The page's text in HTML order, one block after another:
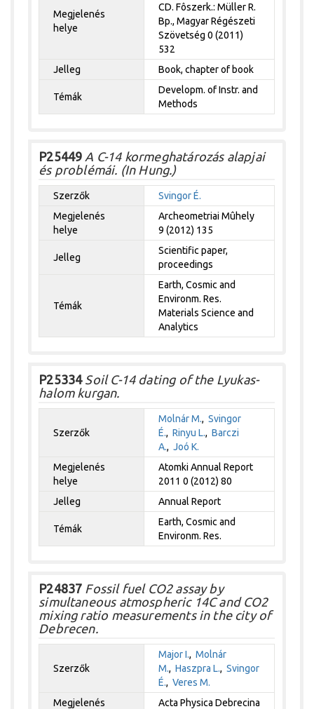
Megjelenés
helye
CD. Fôszerk.: Müller R.
Bp., Magyar Régészeti
Szövetség 0 (2011)
532
Jelleg
Book, chapter of book
Témák
Developm. of Instr. and
Methods
P25449 A C-14 kormeghatározás alapjai
és problémái. (In Hung.)
Szerzők
Svingor É.
Megjelenés
helye
Archeometriai Mûhely
9 (2012) 135
Jelleg
Scientific paper,
proceedings
Témák
Earth, Cosmic and
Environm. Res.
Materials Science and
Analytics
P25334Soil C-14 dating of the Lyukas-
halom kurgan.
Szerzők
Molnár M.,Svingor
É.,Rinyu L.,Barczi
A.,Joó K.
Megjelenés
helye
Atomki Annual Report
2011 0 (2012) 80
Jelleg
Annual Report
Témák
Earth, Cosmic and
Environm. Res.
P24837 Fossil fuel CO2 assay by
simultaneous atmospheric 14C and CO2
mixing ratio measurements in the city of
Debrecen.
Szerzők
Major I.,Molnár
M.,Haszpra L.,Svingor
É.,Veres M.
Megjelenés
Acta Physica Debrecina